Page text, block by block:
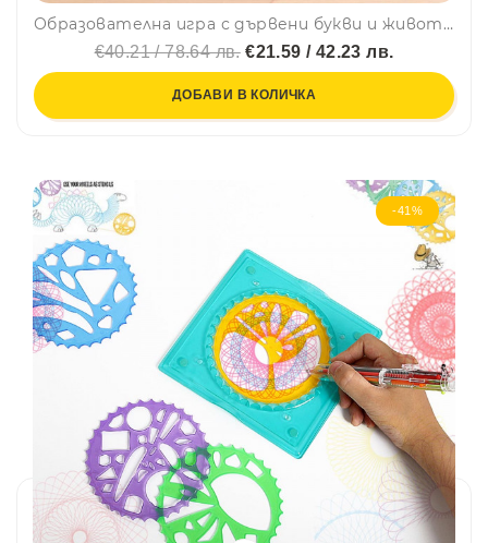
Образователна игра с дървени букви и животни МОНТЕСОРИ - за изучаване на английски език SD07, BF23
€40.21 / 78.64 лв.€21.59 / 42.23 лв.
ДОБАВИ В КОЛИЧКА
-41%